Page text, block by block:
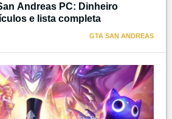
Andreas PC: Dinheiro
e lista completa
GTA SAN ANDREAS